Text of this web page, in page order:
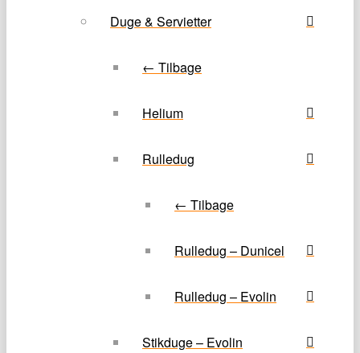
Duge & Servietter
← Tilbage
Helium
Rulledug
← Tilbage
Rulledug – Dunicel
Rulledug – Evolin
Stikduge – Evolin